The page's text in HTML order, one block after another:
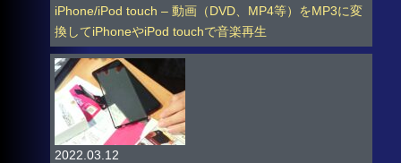
iPhone/iPod touch – 動画（DVD、MP4等）をMP3に変
換してiPhoneやiPod touchで音楽再生
2022.03.12